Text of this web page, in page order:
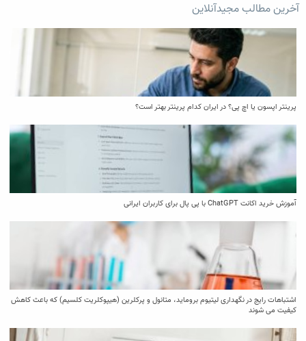
آخرین مطالب مجیدآنلاین
پرینتر اپسون یا اچ پی؟ در ایران کدام پرینتر بهتر است؟
آموزش خرید اکانت ChatGPT با پی پال برای کاربران ایرانی
اشتباهات رایج در نگهداری لیتیوم بروماید، متانول و پرکلرین (هیپوکلریت کلسیم) که باعث کاهش
کیفیت می‌ شوند